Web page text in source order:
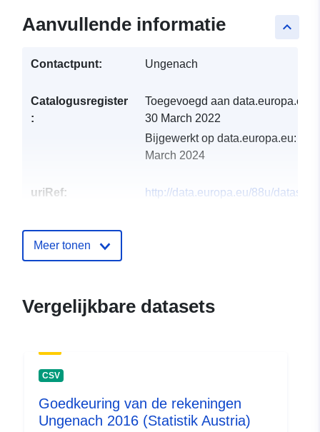
keyboard_arrow_up
Aanvullende informatie
Contactpunt: Ungenach
Catalogusregister
:
Toegevoegd aan data.europa.eu:
30 March 2022
Bijgewerkt op data.europa.eu:
March 2024
uriRef:
http://data.europa.eu/88u/
Meer tonen
Vergelijkbare datasets
CSV
Goedkeuring van de rekeningen
Ungenach 2016 (Statistik Austria)